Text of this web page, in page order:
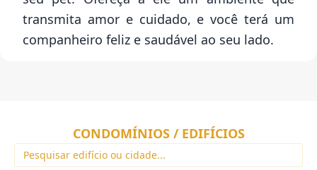
transmita amor e cuidado, e você terá um
companheiro feliz e saudável ao seu lado.
CONDOMÍNIOS / EDIFÍCIOS